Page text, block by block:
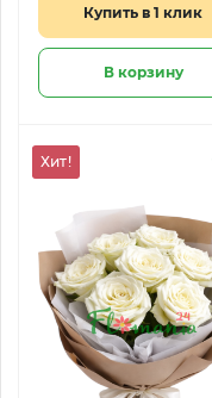
Купить в 1 клик
В корзину
Хит!